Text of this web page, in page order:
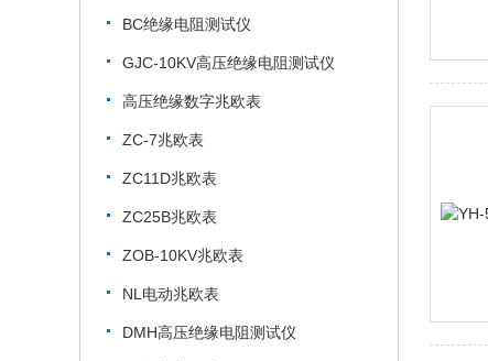
BC绝缘电阻测试仪
GJC-10KV高压绝缘电阻测试仪
高压绝缘数字兆欧表
ZC-7兆欧表
ZC11D兆欧表
ZC25B兆欧表
ZOB-10KV兆欧表
NL电动兆欧表
DMH高压绝缘电阻测试仪